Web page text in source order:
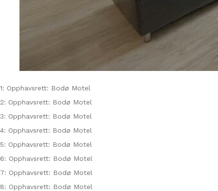
1: Opphavsrett: Bodø Motel
2: Opphavsrett: Bodø Motel
3: Opphavsrett: Bodø Motel
4: Opphavsrett: Bodø Motel
5: Opphavsrett: Bodø Motel
6: Opphavsrett: Bodø Motel
7: Opphavsrett: Bodø Motel
8: Opphavsrett: Bodø Motel